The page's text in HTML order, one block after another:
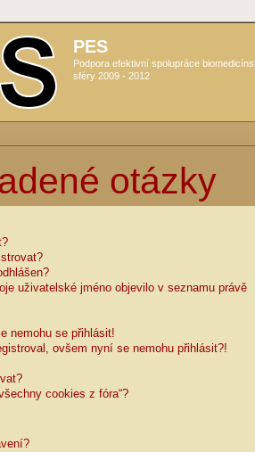
PES
Podpora efektivní spolupráce
sféry 2009 - 2012
otázky
uživatelské jméno objevilo v seznamu právě
nemohu se přihlásit!
ovšem nyní se nemohu přihlásit?!
cookies z fóra“?